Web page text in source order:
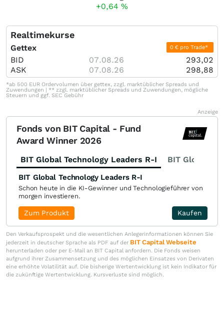
+0,64 %
Realtimekurse
Gettex 0 € pro Trade*
BID 07.08.26
293,02
ASK
07.08.26 298,88
*ab 500 EUR Ordervolumen über gettex, zzgl. marktüblicher Spreads und
Zuwendungen | ** zzgl. marktüblicher Spreads und Zuwendungen, mögliche
Steuern und ggf. SEC Gebühr
Anzeige
Fonds von BIT Capital - Fund
Award Winner 2026
BIT Global Technology Leaders R-I BIT Global
BIT Global Technology Leaders R-I
Schon heute in die KI-Gewinner und Technologieführer von
morgen investieren.
Kaufen
Zum Produkt
Den Verkaufsprospekt und die wesentlichen Anlegerinformationen können Sie
jederzeit in deutscher Sprache als PDF auf der BIT Capital Webseite
herunterladen oder per E-Mail an BIT Capital anfordern. Die Fonds weisen
aufgrund ihrer Zusammensetzung und des möglichen Einsatzes von Derivaten
eine erhöhte Volatilität auf. Die bisherige Wertentwicklung ist kein Indikator für
die zukünftige Wertentwicklung. Kursverluste sind möglich.